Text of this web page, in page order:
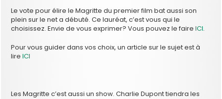
Le vote pour élire le Magritte du premier film bat aussi son
plein sur le net a débuté. Ce lauréat, c’est vous qui le
choisissez. Envie de vous exprimer? Vous pouvez le faireICI.
Pour vous guider dans vos choix, un article sur le sujet est à
lireICI
Les Magritte c’est aussi un show. Charlie Dupont tiendra les